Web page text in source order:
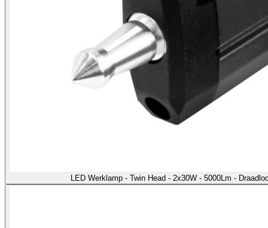
LED Werklamp - Twin Head - 2x30W - 5000Lm -